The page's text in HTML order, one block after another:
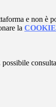
e non è
la